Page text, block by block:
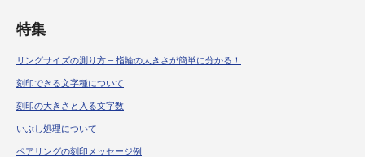
特集
リングサイズの測り方 – 指輪の大きさが簡単に分かる！
刻印できる文字種について
刻印の大きさと入る文字数
いぶし処理について
ペアリングの刻印メッセージ例